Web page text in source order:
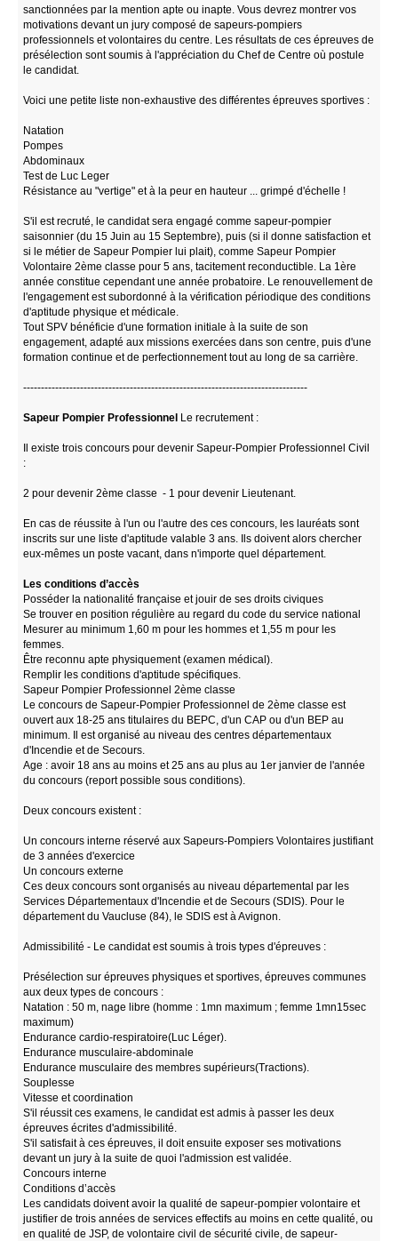
sanctionnées par la mention apte ou inapte. Vous devrez montrer vos
motivations devant un jury composé de sapeurs-pompiers
professionnels et volontaires du centre. Les résultats de ces épreuves de
présélection sont soumis à l'appréciation du Chef de Centre où postule
le candidat.
Voici une petite liste non-exhaustive des différentes épreuves sportives :
Natation
Pompes
Abdominaux
Test de Luc Leger
Résistance au "vertige" et à la peur en hauteur ... grimpé d'échelle !
S'il est recruté, le candidat sera engagé comme sapeur-pompier
saisonnier (du 15 Juin au 15 Septembre), puis (si il donne satisfaction et
si le métier de Sapeur Pompier lui plait), comme Sapeur Pompier
Volontaire 2ème classe pour 5 ans, tacitement reconductible. La 1ère
année constitue cependant une année probatoire. Le renouvellement de
l'engagement est subordonné à la vérification périodique des conditions
d'aptitude physique et médicale.
Tout SPV bénéficie d'une formation initiale à la suite de son
engagement, adapté aux missions exercées dans son centre, puis d'une
formation continue et de perfectionnement tout au long de sa carrière.
--------------------------------------------------------------------------------
Sapeur Pompier Professionnel Le recrutement :
Il existe trois concours pour devenir Sapeur-Pompier Professionnel Civil
:
2 pour devenir 2ème classe - 1 pour devenir Lieutenant.
En cas de réussite à l'un ou l'autre des ces concours, les lauréats sont
inscrits sur une liste d'aptitude valable 3 ans. Ils doivent alors chercher
eux-mêmes un poste vacant, dans n'importe quel département.
Les conditions d’accès
Posséder la nationalité française et jouir de ses droits civiques
Se trouver en position régulière au regard du code du service national
Mesurer au minimum 1,60 m pour les hommes et 1,55 m pour les
femmes.
Être reconnu apte physiquement (examen médical).
Remplir les conditions d'aptitude spécifiques.
Sapeur Pompier Professionnel 2ème classe
Le concours de Sapeur-Pompier Professionnel de 2ème classe est
ouvert aux 18-25 ans titulaires du BEPC, d'un CAP ou d'un BEP au
minimum. Il est organisé au niveau des centres départementaux
d'Incendie et de Secours.
Age : avoir 18 ans au moins et 25 ans au plus au 1er janvier de l'année
du concours (report possible sous conditions).
Deux concours existent :
Un concours interne réservé aux Sapeurs-Pompiers Volontaires justifiant
de 3 années d'exercice
Un concours externe
Ces deux concours sont organisés au niveau départemental par les
Services Départementaux d'Incendie et de Secours (SDIS). Pour le
département du Vaucluse (84), le SDIS est à Avignon.
Admissibilité - Le candidat est soumis à trois types d'épreuves :
Présélection sur épreuves physiques et sportives, épreuves communes
aux deux types de concours :
Natation : 50 m, nage libre (homme : 1mn maximum ; femme 1mn15sec
maximum)
Endurance cardio-respiratoire(Luc Léger).
Endurance musculaire-abdominale
Endurance musculaire des membres supérieurs(Tractions).
Souplesse
Vitesse et coordination
S'il réussit ces examens, le candidat est admis à passer les deux
épreuves écrites d'admissibilité.
S'il satisfait à ces épreuves, il doit ensuite exposer ses motivations
devant un jury à la suite de quoi l'admission est validée.
Concours interne
Conditions d’accès
Les candidats doivent avoir la qualité de sapeur-pompier volontaire et
justifier de trois années de services effectifs au moins en cette qualité, ou
en qualité de JSP, de volontaire civil de sécurité civile, de sapeur-